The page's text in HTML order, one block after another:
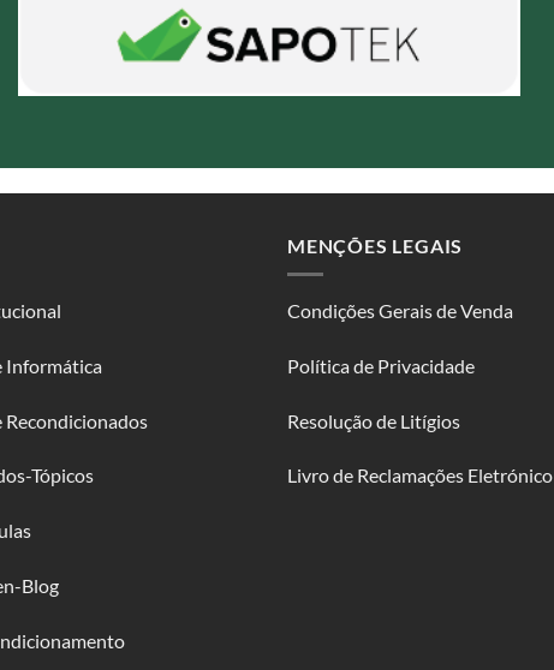
Informática
Recondicionados
Tópicos
Blog
MENÇÕES LEGAIS
Condições Gerais de Venda
Política de Privacidade
Resolução de Litígios
Livro de Reclamações Eletrónico